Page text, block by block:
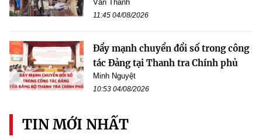
Văn Thanh
11:45 04/08/2026
Đẩy mạnh chuyển đổi số trong công
tác Đảng tại Thanh tra Chính phủ
Minh Nguyệt
10:53 04/08/2026
TIN MỚI NHẤT